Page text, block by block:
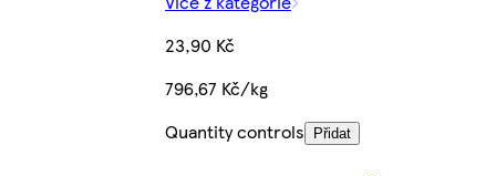
23,90 Kč
796,67 Kč/kg
Quantity controls
Přidat